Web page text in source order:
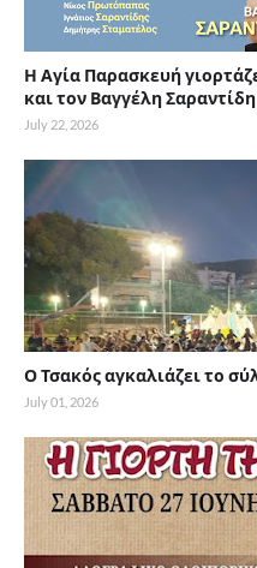
Η Αγία Παρασκευή
και τον Βαγγέλη Σαραντίδη
July 22, 2026
Ο Τσακός αγκαλιάζει το
July 01, 2026